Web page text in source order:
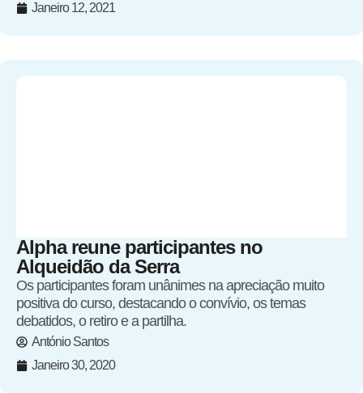
Janeiro 12, 2021
Alpha reune participantes no
Alqueidão da Serra
Os participantes foram unânimes na apreciação muito
positiva do curso, destacando o convívio, os temas
debatidos, o retiro e a partilha.
António Santos
Janeiro 30, 2020